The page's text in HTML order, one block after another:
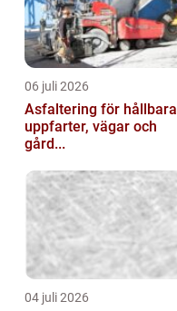
06 juli 2026
Asfaltering för hållbara
uppfarter, vägar och
gård...
04 juli 2026